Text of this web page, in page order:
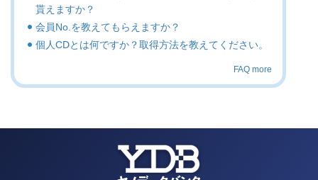
貰えますか？
会員No.を教えてもらえますか？
個人CDとは何ですか？取得方法を教えてください。
FAQ more